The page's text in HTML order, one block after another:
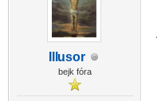
Illusor
bejk fóra